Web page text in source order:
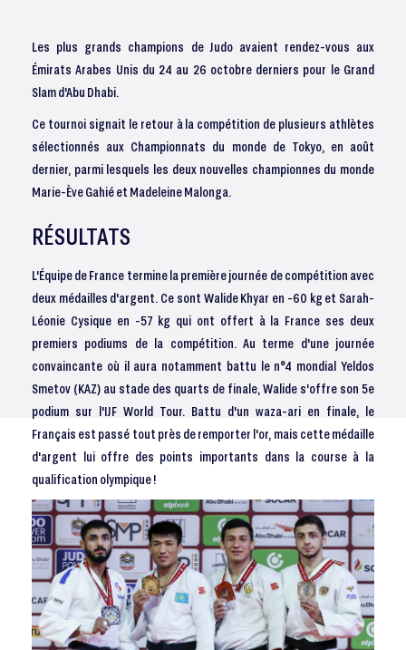
Les plus grands champions de Judo avaient rendez-vous aux
Émirats Arabes Unis du 24 au 26 octobre derniers pour le Grand
Slam d'Abu Dhabi.
Ce tournoi signait le retour à la compétition de plusieurs athlètes
sélectionnés aux Championnats du monde de Tokyo, en août
dernier, parmi lesquels les deux nouvelles championnes du monde
Marie-Ève Gahié et Madeleine Malonga.
RÉSULTATS
L'Équipe de France termine la première journée de compétition avec
deux médailles d'argent. Ce sont Walide Khyar en -60 kg et Sarah-
Léonie Cysique en -57 kg qui ont offert à la France ses deux
premiers podiums de la compétition. Au terme d'une journée
convaincante où il aura notamment battu le n°4 mondial Yeldos
Smetov (KAZ) au stade des quarts de finale, Walide s'offre son 5e
podium sur l'IJF World Tour. Battu d'un waza-ari en finale, le
Français est passé tout près de remporter l'or, mais cette médaille
d'argent lui offre des points importants dans la course à la
qualification olympique !